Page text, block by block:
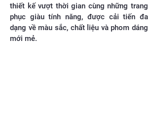
thiết kế vượt thời gian cùng những trang
phục giàu tính năng, được cải tiến đa
dạng về màu sắc, chất liệu và phom dáng
mới mẻ.